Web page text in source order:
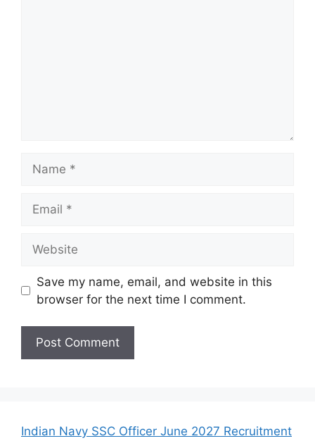
Save my name, email, and website in this
browser for the next time I comment.
Indian Navy SSC Officer June 2027 Recruitment